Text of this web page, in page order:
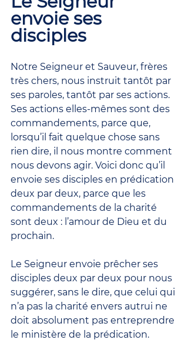
envoie ses
disciples
Notre Seigneur et Sauveur, frères
très chers, nous instruit tantôt par
ses paroles, tantôt par ses actions.
Ses actions elles-mêmes sont des
commandements, parce que,
lorsqu’il fait quelque chose sans
rien dire, il nous montre comment
nous devons agir. Voici donc qu’il
envoie ses disciples en prédication
deux par deux, parce que les
commandements de la charité
sont deux : l’amour de Dieu et du
prochain.
Le Seigneur envoie prêcher ses
disciples deux par deux pour nous
suggérer, sans le dire, que celui qui
n’a pas la charité envers autrui ne
doit absolument pas entreprendre
le ministère de la prédication.